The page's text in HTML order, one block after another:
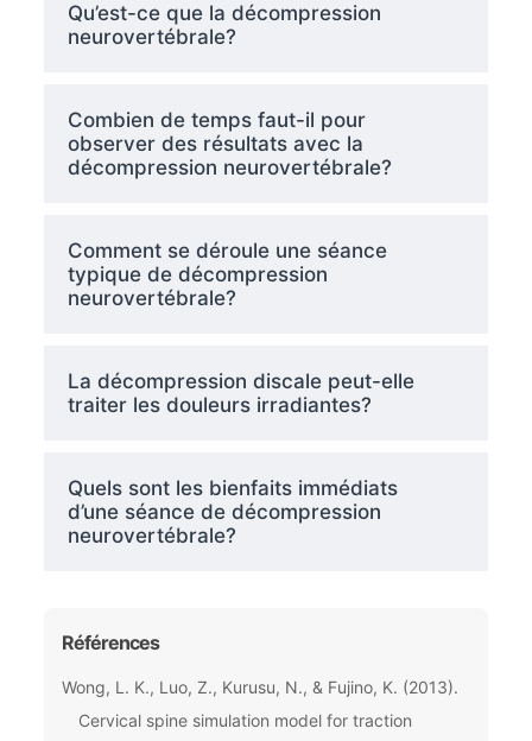
Qu’est-ce que la décompression
neurovertébrale?
Combien de temps faut-il pour
observer des résultats avec la
décompression neurovertébrale?
Comment se déroule une séance
typique de décompression
neurovertébrale?
La décompression discale peut-elle
traiter les douleurs irradiantes?
Quels sont les bienfaits immédiats
d’une séance de décompression
neurovertébrale?
Références
Wong, L. K., Luo, Z., Kurusu, N., & Fujino, K. (2013).
Cervical spine simulation model for traction